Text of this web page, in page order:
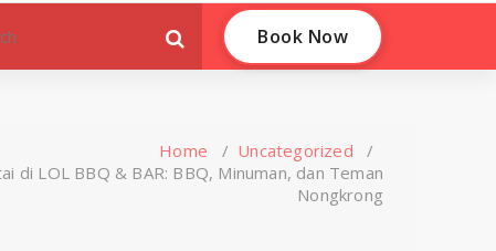
Book Now
Home / Uncategorized /
di LOL BBQ & BAR: BBQ, Minuman, dan Teman
Nongkrong